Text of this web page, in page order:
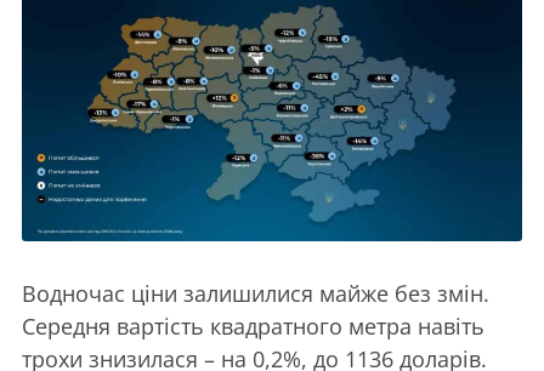
Водночас ціни залишилися майже без змін.
Середня вартість квадратного метра навіть
трохи знизилася – на 0,2%, до 1136 доларів.